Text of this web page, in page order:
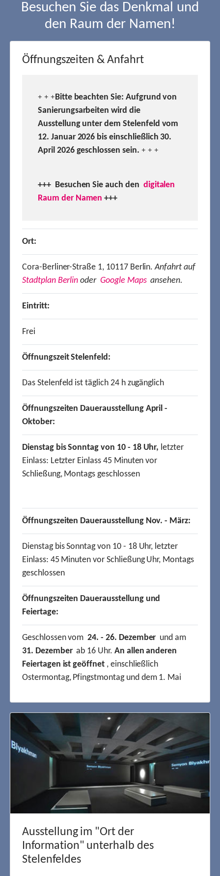
Besuchen Sie das Denkmal und
den Raum der Namen!
Ausstellung im "Ort der
Information" unterhalb des
Stelenfeldes
Öffnungszeiten & Anfahrt
+ + +Bitte beachten Sie: Aufgrund von
Sanierungsarbeiten wird die
Ausstellung unter dem Stelenfeld vom
12. Januar 2026 bis einschließlich 30.
April 2026 geschlossen sein. + + +
+++ Besuchen Sie auch den digitalen
Raum der Namen +++
Ort:
Cora-Berliner-Straße 1, 10117 Berlin.Anfahrt auf
Stadtplan Berlin oder Google Mapsansehen.
Eintritt:
Frei
Öffnungszeit Stelenfeld:
Das Stelenfeld ist täglich 24 h zugänglich
Öffnungszeiten Dauerausstellung April -
Oktober:
Dienstag bis Sonntag von 10 - 18 Uhr, letzter
Einlass: Letzter Einlass 45 Minuten vor
Schließung, Montags geschlossen
Öffnungszeiten Dauerausstellung Nov. - März:
Dienstag bis Sonntag von 10 - 18 Uhr, letzter
Einlass: 45 Minuten vor Schließung Uhr, Montags
geschlossen
Öffnungszeiten Dauerausstellung und
Feiertage:
Geschlossen vom24. - 26. Dezember und am
31. Dezemberab 16 Uhr. An allen anderen
Feiertagen ist geöffnet, einschließlich
Ostermontag, Pfingstmontag und dem 1. Mai